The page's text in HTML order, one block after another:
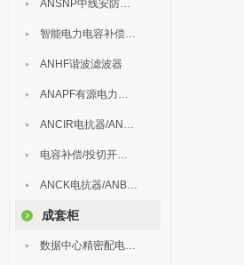
ANSNP中线安防保护器
智能电力电容补偿装置
ANHF谐波滤波器
ANAPF有源电力滤波器
ANCIR电抗器/ANHPD300谐波保护器
电容补偿/投切开关/ARC
ANCK电抗器/ANBSMJ自愈式低压并联电容器
成套柜
数据中心精密配电监控装置